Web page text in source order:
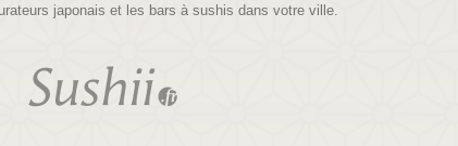
japonais et les bars à sushis dans votre ville.